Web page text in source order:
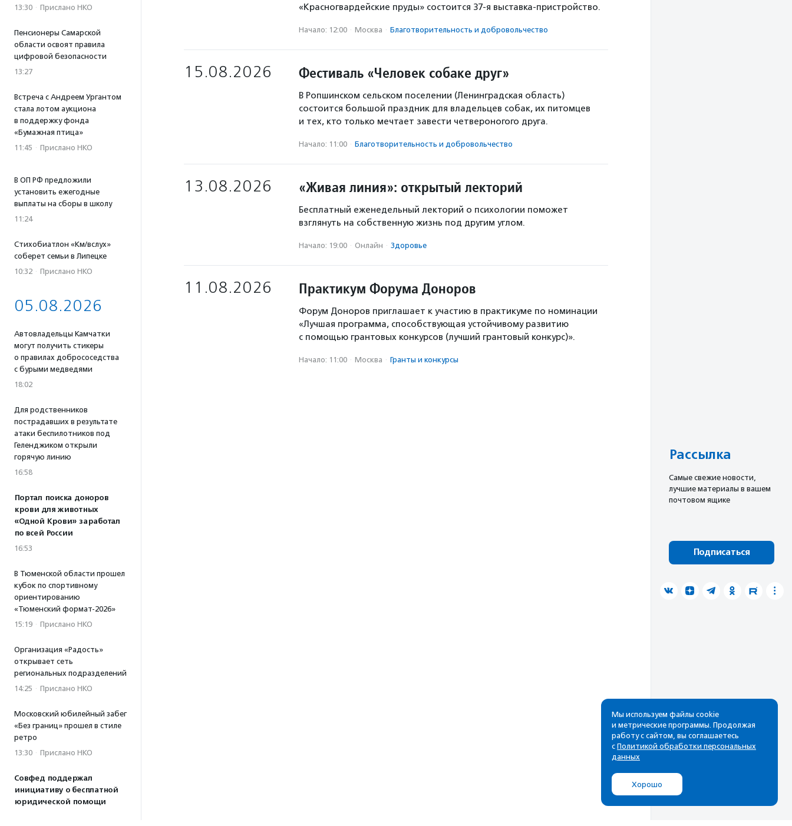
13:30 · Прислано НКО
Пенсионеры Самарской
области освоят правила
цифровой безопасности
13:27
Встреча с Андреем Ургантом
стала лотом аукциона
в поддержку фонда
«Бумажная птица»
11:45 · Прислано НКО
В ОП РФ предложили
установить ежегодные
выплаты на сборы в школу
11:24
Стихобиатлон «Км/вслух»
соберет семьи в Липецке
10:32 · Прислано НКО
05.08.2026
Автовладельцы Камчатки
могут получить стикеры
о правилах добрососедства
с бурыми медведями
18:02
Для родственников
пострадавших в результате
атаки беспилотников под
Геленджиком открыли
горячую линию
16:58
Портал поиска доноров
крови для животных
«Одной Крови» заработал
по всей России
16:53
В Тюменской области прошел
кубок по спортивному
ориентированию
«Тюменский формат-2026»
15:19 · Прислано НКО
Организация «Радость»
открывает сеть
региональных подразделений
14:25 · Прислано НКО
Московский юбилейный забег
«Без границ» прошел в стиле
ретро
13:30 · Прислано НКО
Совфед поддержал
инициативу о бесплатной
юридической помощи
«Красногвардейские пруды» состоится 37-я выставка-пристройство.
Начало: 12:00 · Москва · Благотвори­тель­ность и доброволь­чест­во
15.08.2026 Фестиваль «Человек собаке друг»
В Ропшинском сельском поселении (Ленинградская область)
состоится большой праздник для владельцев собак, их питомцев
и тех, кто только мечтает завести четвероногого друга.
Начало: 11:00 · Благотвори­тель­ность и доброволь­чест­во
13.08.2026 «Живая линия»: открытый лекторий
Бесплатный еженедельный лекторий о психологии поможет
взглянуть на собственную жизнь под другим углом.
Начало: 19:00 · Онлайн · Здоровье
11.08.2026 Практикум Форума Доноров
Форум Доноров приглашает к участию в практикуме по номинации
«Лучшая программа, способствующая устойчивому развитию
с помощью грантовых конкурсов (лучший грантовый конкурс)».
Начало: 11:00 · Москва · Гранты и конкурсы
Рассылка
Cамые свежие новости,
лучшие материалы в вашем
почтовом ящике
Подписаться
Мы используем файлы cookie
и метрические программы. Продолжая
работу с сайтом, вы соглашаетесь
с Политикой обработки персональных
данных
Хорошо